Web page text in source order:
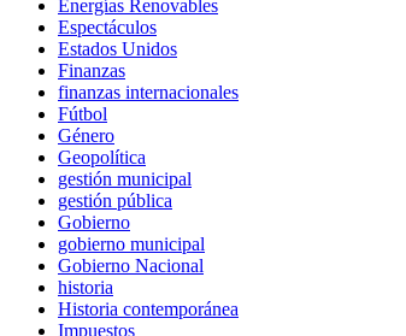
Energías Renovables
Espectáculos
Estados Unidos
Finanzas
finanzas internacionales
Fútbol
Género
Geopolítica
gestión municipal
gestión pública
Gobierno
gobierno municipal
Gobierno Nacional
historia
Historia contemporánea
Impuestos